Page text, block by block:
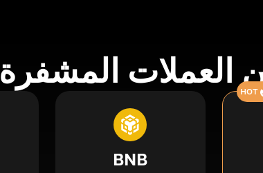
المشفرة
HOT
BNB